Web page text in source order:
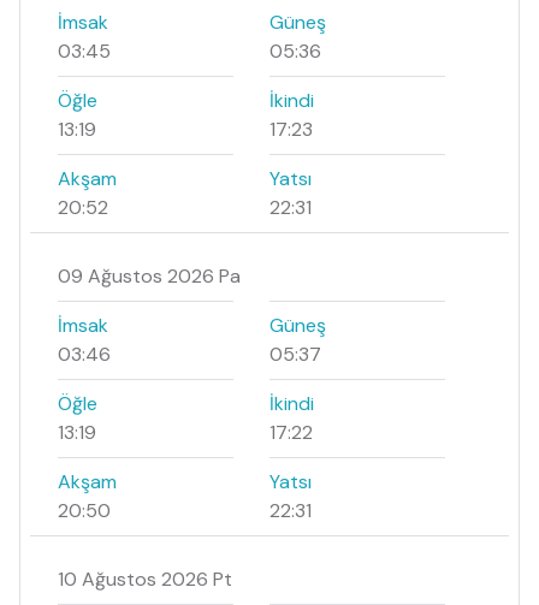
İmsak
03:45
Güneş
05:36
Öğle
13:19
İkindi
17:23
Akşam
20:52
Yatsı
22:31
09 Ağustos 2026 Pa
İmsak
03:46
Güneş
05:37
Öğle
13:19
İkindi
17:22
Akşam
20:50
Yatsı
22:31
10 Ağustos 2026 Pt